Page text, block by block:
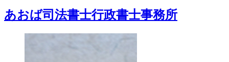
あおば司法書士行政書士事務所